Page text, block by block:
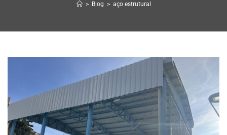
> Blog > aço estrutural